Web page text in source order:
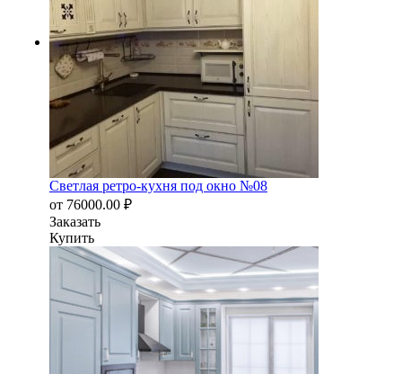
Светлая ретро-кухня под окно №08
от 76000.00 ₽
Заказать
Купить